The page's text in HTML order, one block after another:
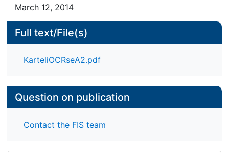
March 12, 2014
Full text/File(s)
KarteliOCRseA2.pdf
Question on publication
Contact the FIS team